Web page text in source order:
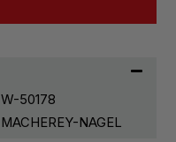
W-50178
MACHEREY-NAGEL